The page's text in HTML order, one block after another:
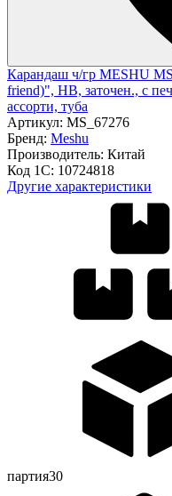
Карандаш ч/гр MESHU
friend)", HB, заточен., с
ассорти, туба
Артикул: MS_67276
Бренд: Meshu
Производитель: Китай
Код 1С: 10724818
Другие характеристики
партия30